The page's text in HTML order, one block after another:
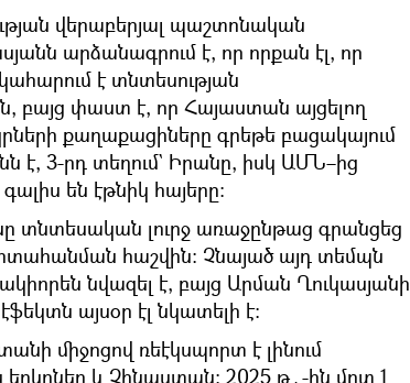
վերաբերյալ պաշտոնական
արձանագրում է, որ որքան էլ, որ
է տնտեսության
բայց փաստ է, որ Հայաստան այցելող
քաղաքացիները գրեթե բացակայում
է, 3-րդ տեղում` Իրանը, իսկ ԱՄՆ–ից
են էթնիկ հայերը։
տնտեսական լուրջ առաջընթաց գրանցեց
հաշվին։ Չնայած այդ տեմպն
նվազել է, բայց Արման Ղուկասյանի
այսօր էլ նկատելի է։
միջոցով ռեէկսպորտ է լինում
և Չինաստան։ 2025 թ․-ին մոտ 1